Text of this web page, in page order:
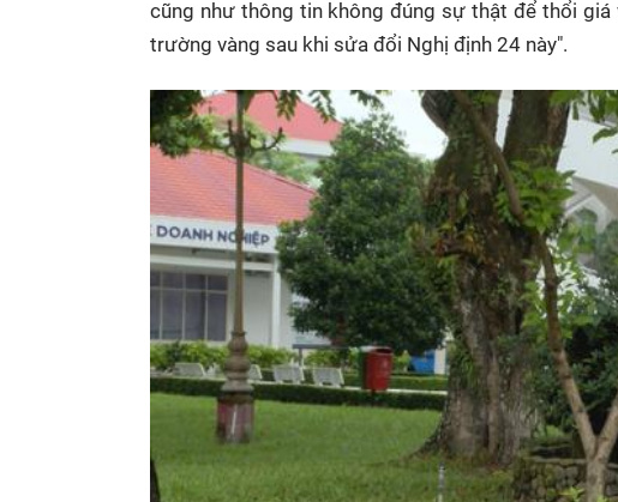
cũng như thông tin không đúng sự thật để thổi
trường vàng sau khi sửa đổi Nghị định 24 này".